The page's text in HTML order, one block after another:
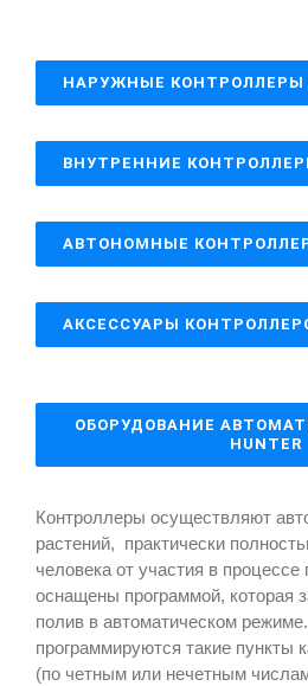
НАРУЖНЫЕ КОНТРОЛЛЕРЫ
ВНУТРЕННИЕ
АВТОНОМНЫЕ
АКСЕССУАРЫ
ОБОРУДОВАНИЕ
HUNTER
Контроллеры осуществляют
растений, практически
человека от участия в
оснащены программой, которая
полив в автоматическом
программируются такие пункты
(по четным или нечетным